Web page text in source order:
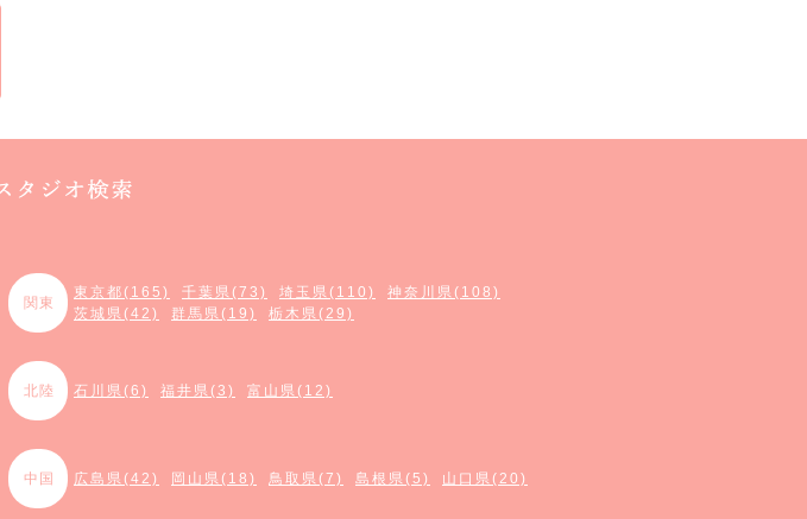
関東
東京都(165) 千葉県(73) 埼玉県(110)
神奈川県(108)
茨城県(42)
群馬県(19) 栃木県(29)
北陸 石川県(6) 福井県(3) 富山県(12)
中国 広島県(42) 岡山県(18) 鳥取県(7) 島根県(5) 山口県(20)